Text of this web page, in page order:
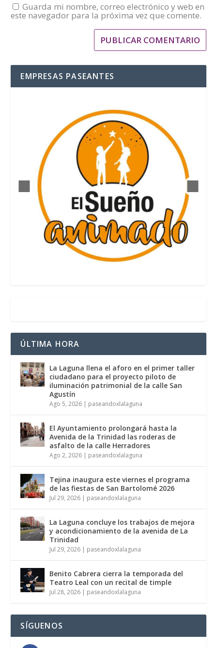
Guarda mi nombre, correo electrónico y web en
este navegador para la próxima vez que comente.
EMPRESAS PASEANTES
ÚLTIMA HORA
La Laguna llena el aforo en el primer taller
ciudadano para el proyecto piloto de
iluminación patrimonial de la calle San
Agustín
Ago 5, 2026 | paseandoxlalaguna
El Ayuntamiento prolongará hasta la
Avenida de la Trinidad las roderas de
asfalto de la calle Herradores
Ago 2, 2026 | paseandoxlalaguna
Tejina inaugura este viernes el programa
de las fiestas de San Bartolomé 2026
Jul 29, 2026 | paseandoxlalaguna
La Laguna concluye los trabajos de mejora
y acondicionamiento de la avenida de La
Trinidad
Jul 29, 2026 | paseandoxlalaguna
Benito Cabrera cierra la temporada del
Teatro Leal con un recital de timple
Jul 28, 2026 | paseandoxlalaguna
SÍGUENOS